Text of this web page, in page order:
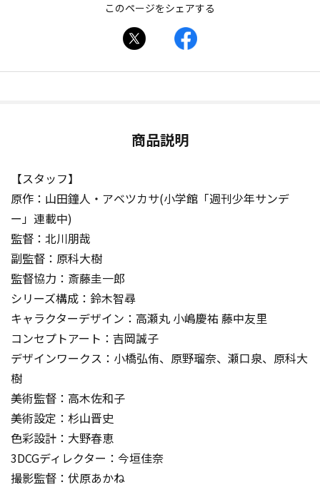
このページをシェアする
商品説明
【スタッフ】
原作：山田鐘人・アベツカサ(小学館「週刊少年サンデ
ー」連載中)
監督：北川朋哉
副監督：原科大樹
監督協力：斎藤圭一郎
シリーズ構成：鈴木智尋
キャラクターデザイン：高瀬丸 小嶋慶祐 藤中友里
コンセプトアート：吉岡誠子
デザインワークス：小橋弘侑、原野瑠奈、瀬口泉、原科大
樹
美術監督：高木佐和子
美術設定：杉山晋史
色彩設計：大野春恵
3DCGディレクター：今垣佳奈
撮影監督：伏原あかね